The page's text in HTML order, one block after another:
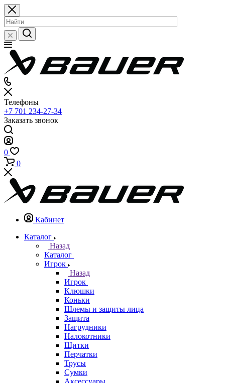
Телефоны
+7 701 234-27-34
Заказать звонок
0
0
Кабинет
Каталог
Назад
Каталог
Игрок
Назад
Игрок
Клюшки
Коньки
Шлемы и защиты лица
Защита
Нагрудники
Налокотники
Щитки
Перчатки
Трусы
Сумки
Аксессуары